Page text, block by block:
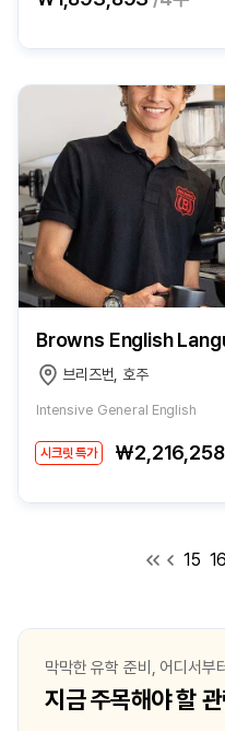
Browns English
브리즈번, 호주
Intensive General English
시크릿 특가 ₩2,216,258
15 16
막막한 유학 준비, 어디서부
지금 주목해야 할